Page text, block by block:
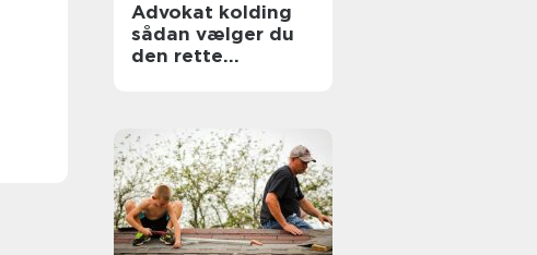
Advokat kolding
sådan vælger du
den rette